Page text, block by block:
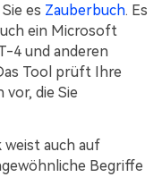
es Zauberbuch. Es
ein Microsoft
4 und anderen
Tool prüft Ihre
die Sie
weist auch auf
Begriffe